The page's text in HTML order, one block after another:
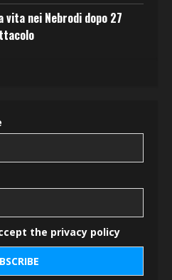
vita nei Nebrodi dopo 27
the privacy policy